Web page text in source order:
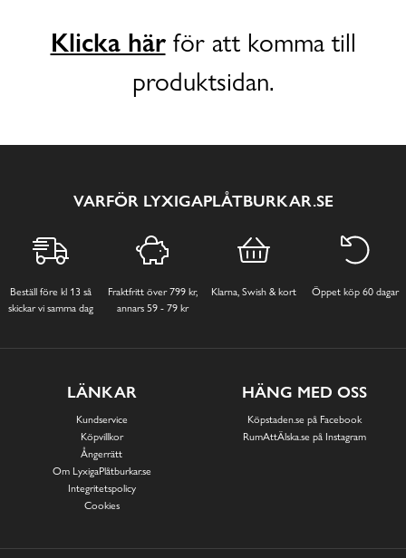
Klicka härför att komma till
produktsidan.
VARFÖR LYXIGAPLÅTBURKAR.SE
Beställ före kl 13 så
skickar vi samma dag
Fraktfritt över 799 kr,
annars 59 - 79 kr
Klarna, Swish & kort Öppet köp 60 dagar
LÄNKAR
Kundservice
Köpvillkor
Ångerrätt
Om LyxigaPlåtburkar.se
Integritetspolicy
Cookies
HÄNG MED OSS
Köpstaden.se på Facebook
RumAttÄlska.se på Instagram